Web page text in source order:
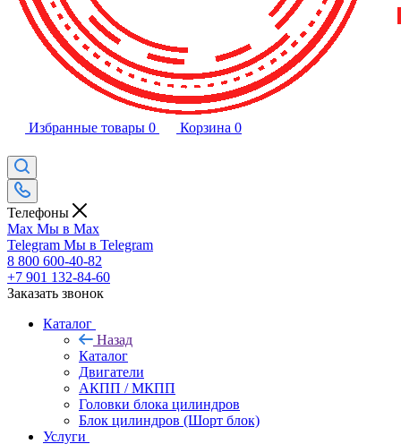
Избранные товары 0 Корзина 0
Телефоны
Max Мы в Max
Telegram Мы в Telegram
8 800 600-40-82
+7 901 132-84-60
Заказать звонок
Каталог
Назад
Каталог
Двигатели
АКПП / МКПП
Головки блока цилиндров
Блок цилиндров (Шорт блок)
Услуги